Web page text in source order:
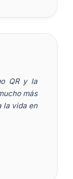
QR y la
más
la vida en